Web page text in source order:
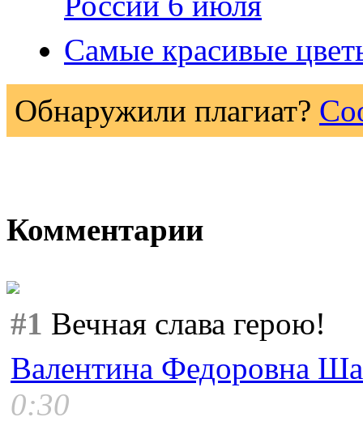
Самые красивые
Обнаружили плагиат?
Комментарии
#1 Вечная слава герою!
Валентина Федоровна
0:30